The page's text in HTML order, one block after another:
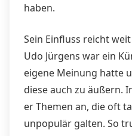
haben.
Sein Einfluss reicht
Udo Jürgens war ein
eigene Meinung hatte
diese auch zu äußern.
er Themen an, die oft
unpopulär galten. So